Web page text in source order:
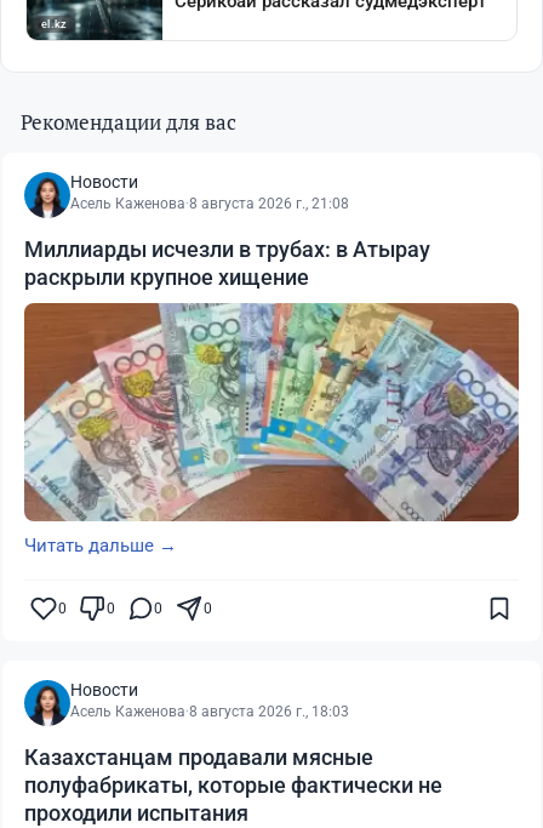
Рекомендации для вас
Новости
Асель Каженова·8 августа 2026 г., 21:08
Миллиарды исчезли в трубах: в Атырау
раскрыли крупное хищение
Читать дальше →
0 0 0 0
Новости
Асель Каженова·8 августа 2026 г., 18:03
Казахстанцам продавали мясные
полуфабрикаты, которые фактически не
проходили испытания